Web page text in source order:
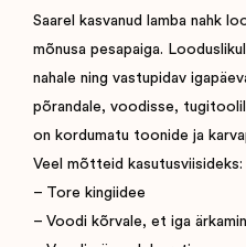
Saarel kasvanud lamba nahk
mõnusa pesapaiga.
nahale ning vastupidav
põrandale, voodisse,
on kordumatu toonide ja
Veel mõtteid kasutusviisideks:
– Tore kingiidee
– Voodi kõrvale, et iga